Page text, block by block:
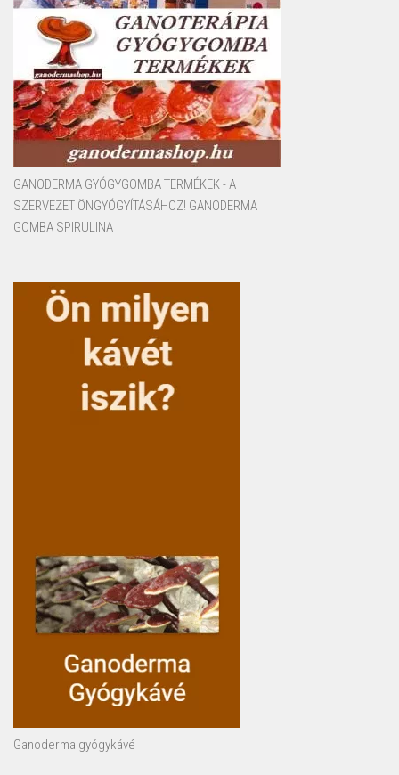
GANODERMA GYÓGYGOMBA TERMÉKEK - A
SZERVEZET ÖNGYÓGYÍTÁSÁHOZ! GANODERMA
GOMBA SPIRULINA
Ganoderma gyógykávé